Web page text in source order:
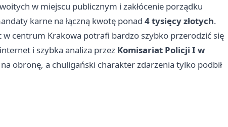
w miejscu publicznym i zakłócenie porządku
karne na łączną kwotę ponad 4 tysięcy złotych.
centrum Krakowa potrafi bardzo szybko przerodzić się
i szybka analiza przez Komisariat Policji I w
obronę, a chuligański charakter zdarzenia tylko podbił